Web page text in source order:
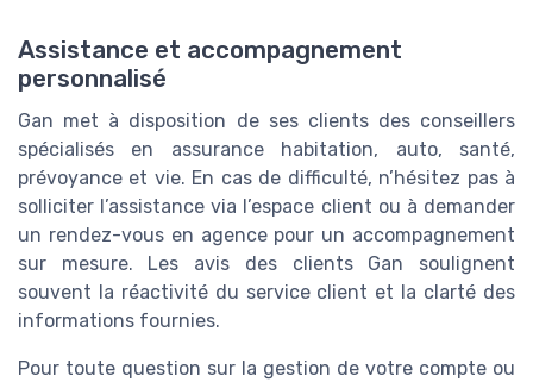
Assistance et accompagnement
personnalisé
Gan met à disposition de ses clients des conseillers
spécialisés en assurance habitation, auto, santé,
prévoyance et vie. En cas de difficulté, n’hésitez pas à
solliciter l’assistance via l’espace client ou à demander
un rendez-vous en agence pour un accompagnement
sur mesure. Les avis des clients Gan soulignent
souvent la réactivité du service client et la clarté des
informations fournies.
Pour toute question sur la gestion de votre compte ou